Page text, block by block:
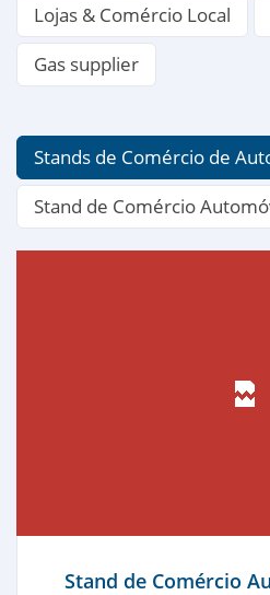
Lojas & Comércio Local
Gas supplier
Stands de Comércio de
Stand de Comércio
Apartamentos
Stand de Comércio